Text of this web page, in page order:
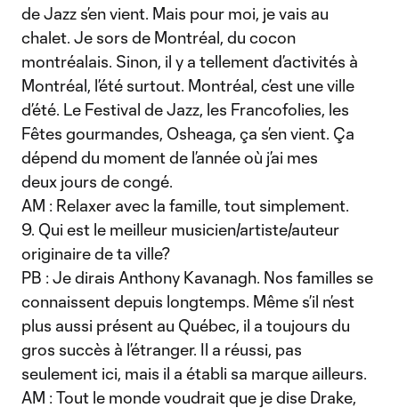
de Jazz s’en vient. Mais pour moi, je vais au
chalet. Je sors de Montréal, du cocon
montréalais. Sinon, il y a tellement d’activités à
Montréal, l’été surtout. Montréal, c’est une ville
d’été. Le Festival de Jazz, les Francofolies, les
Fêtes gourmandes, Osheaga, ça s’en vient. Ça
dépend du moment de l’année où j’ai mes
deux jours de congé.
AM : Relaxer avec la famille, tout simplement.
9. Qui est le meilleur musicien/artiste/auteur
originaire de ta ville?
PB : Je dirais Anthony Kavanagh. Nos familles se
connaissent depuis longtemps. Même s’il n’est
plus aussi présent au Québec, il a toujours du
gros succès à l’étranger. Il a réussi, pas
seulement ici, mais il a établi sa marque ailleurs.
AM : Tout le monde voudrait que je dise Drake,